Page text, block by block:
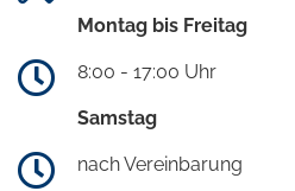
Montag bis Freitag
8:00 - 17:00 Uhr
Samstag
nach Vereinbarung